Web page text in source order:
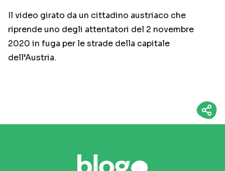
Il video girato da un cittadino austriaco che
riprende uno degli attentatori del 2 novembre
2020 in fuga per le strade della capitale
dell’Austria.